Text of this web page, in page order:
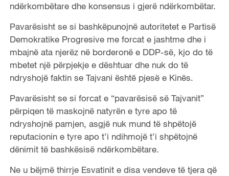
ndërkombëtare dhe konsensus i gjerë ndërkombëtar.
Pavarësisht se si bashkëpunojnë autoritetet e Partisë
Demokratike Progresive me forcat e jashtme dhe i
mbajnë ata njerëz në borderonë e DDP-së, kjo do të
mbetet një përpjekje e dështuar dhe nuk do të
ndryshojë faktin se Tajvani është pjesë e Kinës.
Pavarësisht se si forcat e “pavarësisë së Tajvanit”
përpiqen të maskojnë natyrën e tyre apo të
ndryshojnë pamjen, asgjë nuk mund të shpëtojë
reputacionin e tyre apo t’i ndihmojë t’i shpëtojnë
dënimit të bashkësisë ndërkombëtare.
Ne u bëjmë thirrje Esvatinit e disa vendeve të tjera që